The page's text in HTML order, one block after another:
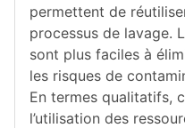
permettent de
processus de lavage.
sont plus faciles à
les risques de
En termes qualitatifs,
l’utilisation des